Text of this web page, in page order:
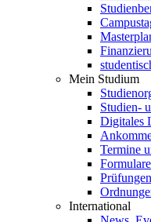
Mein Studium
Studien-
Digitales
Termine
International